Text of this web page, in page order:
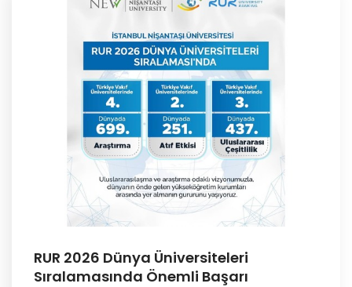
RUR 2026 Dünya Üniversiteleri
Sıralamasında Önemli Başarı